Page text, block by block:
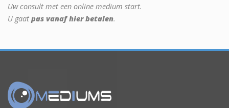
Uw consult met een online medium start.
U gaat pas vanaf hier betalen.